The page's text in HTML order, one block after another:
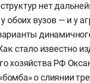
нет
обоих вузов — и у
стало известно
хозяйства РФ
о слиянии